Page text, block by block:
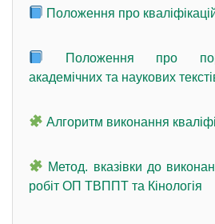
Положення про
Положення про
академічних та наукових
Алгоритм виконання
Метод. вказівки до
робіт ОП ТВППТ та Кінологія